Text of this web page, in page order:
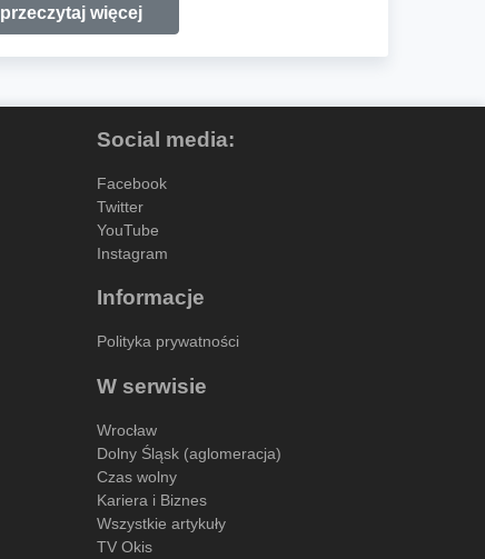
przeczytaj więcej
Social media:
Facebook
Twitter
YouTube
Instagram
Informacje
Polityka prywatności
W serwisie
Wrocław
Dolny Śląsk (aglomeracja)
Czas wolny
Kariera i Biznes
Wszystkie artykuły
TV Okis